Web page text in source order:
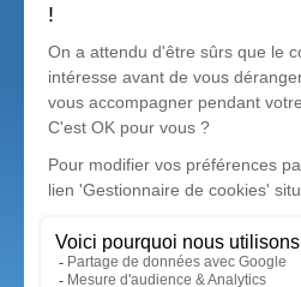
Notre agence
Pompes Funèbres Maison
03 74 11 87 50
maison.ansart@orange.fr
27, Rue de la République -